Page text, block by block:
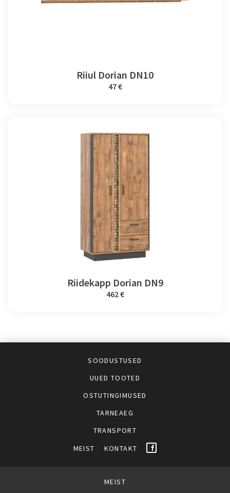
Riiul Dorian DN10
47 €
Riidekapp Dorian DN9
462 €
SOODUSTUSED
UUED TOOTED
OSTUTINGIMUSED
TARNEAEG
TRANSPORT
MEIST
KONTAKT
MEIST